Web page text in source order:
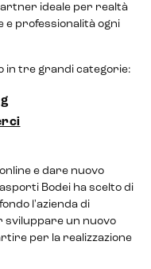
ideale per realtà
e professionalità ogni
in tre grandi categorie:
e dare nuovo
Bodei ha scelto di
l'azienda di
sviluppare un nuovo
per la realizzazione